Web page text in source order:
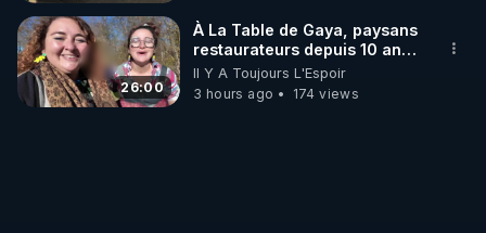
_________
LES CODES PROMO DES PARTENAIRES
26:00
À La Table de Gaya, paysans
restaurateurs depuis 10 ans
dans l'Ariège
Il Y A Toujours L'Espoir
3 hours ago
174 views